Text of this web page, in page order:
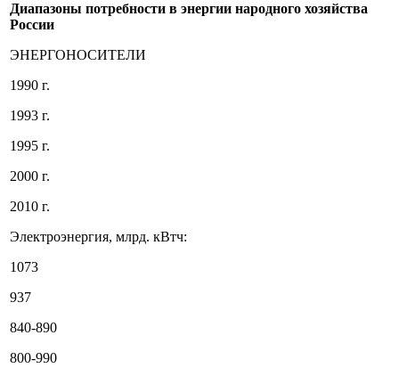
Диапазоны потребности в энергии народного хозяйства
России
ЭНЕРГОНОСИТЕЛИ
1990 г.
1993 г.
1995 г.
2000 г.
2010 г.
Электроэнергия, млрд. кВтч:
1073
937
840-890
800-990